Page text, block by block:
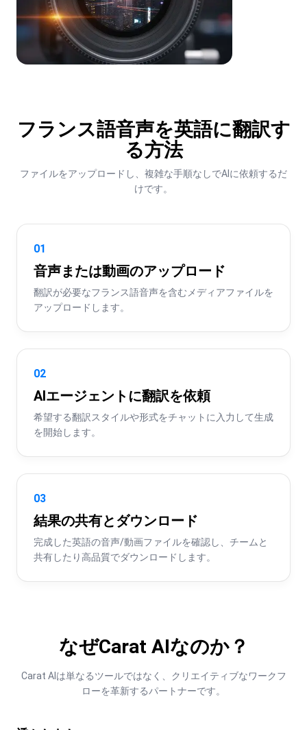
フランス語音声を英語に翻訳す
る方法
ファイルをアップロードし、複雑な手順なしでAIに依頼するだ
けです。
01
音声または動画のアップロード
翻訳が必要なフランス語音声を含むメディアファイルを
アップロードします。
02
AIエージェントに翻訳を依頼
希望する翻訳スタイルや形式をチャットに入力して生成
を開始します。
03
結果の共有とダウンロード
完成した英語の音声/動画ファイルを確認し、チームと
共有したり高品質でダウンロードします。
なぜCarat AIなのか？
Carat AIは単なるツールではなく、クリエイティブなワークフ
ローを革新するパートナーです。